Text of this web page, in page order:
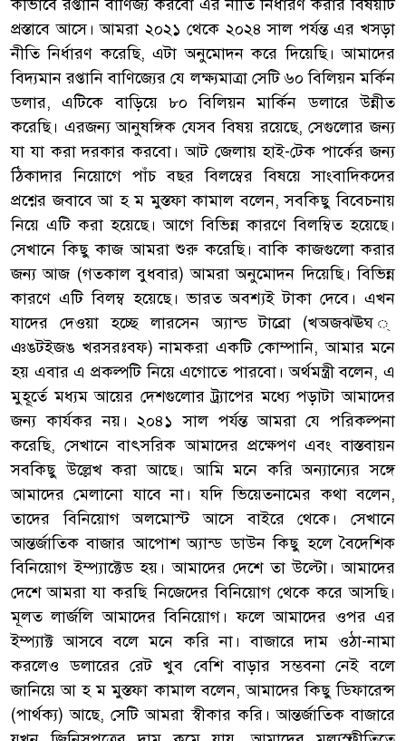
কীভাবে রপ্তানি বাণিজ্য করবো এর নীতি নির্ধারণ করার বিষয়টি
প্রস্তাবে আসে। আমরা ২০২১ থেকে ২০২৪ সাল পর্যন্ত এর খসড়া
নীতি নির্ধারণ করেছি, এটা অনুমোদন করে দিয়েছি। আমাদের
বিদ্যমান রপ্তানি বাণিজ্যের যে লক্ষ্যমাত্রা সেটি ৬০ বিলিয়ন মর্কিন
ডলার, এটিকে বাড়িয়ে ৮০ বিলিয়ন মার্কিন ডলারে উন্নীত
করেছি। এরজন্য আনুষঙ্গিক যেসব বিষয় রয়েছে, সেগুলোর জন্য
যা যা করা দরকার করবো। আট জেলায় হাই-টেক পার্কের জন্য
ঠিকাদার নিয়োগে পাঁচ বছর বিলম্বের বিষয়ে সাংবাদিকদের
প্রশ্নের জবাবে আ হ ম মুস্তফা কামাল বলেন, সবকিছু বিবেচনায়
নিয়ে এটি করা হয়েছে। আগে বিভিন্ন কারণে বিলম্বিত হয়েছে।
সেখানে কিছু কাজ আমরা শুরু করেছি। বাকি কাজগুলো করার
জন্য আজ (গতকাল বুধবার) আমরা অনুমোদন দিয়েছি। বিভিন্ন
কারণে এটি বিলম্ব হয়েছে। ভারত অবশ্যই টাকা দেবে। এখন
যাদের দেওয়া হচ্ছে লারসেন অ্যান্ড টাব্রো (খঅজঝঊঘ ্
ঞঙটইজঙ খরসরঃবফ) নামকরা একটি কোম্পানি, আমার মনে
হয় এবার এ প্রকল্পটি নিয়ে এগোতে পারবো। অর্থমন্ত্রী বলেন, এ
মুহূর্তে মধ্যম আয়ের দেশগুলোর ট্র্যাপের মধ্যে পড়াটা আমাদের
জন্য কার্যকর নয়। ২০৪১ সাল পর্যন্ত আমরা যে পরিকল্পনা
করেছি, সেখানে বাৎসরিক আমাদের প্রক্ষেপণ এবং বাস্তবায়ন
সবকিছু উল্লেখ করা আছে। আমি মনে করি অন্যান্যের সঙ্গে
আমাদের মেলানো যাবে না। যদি ভিয়েতনামের কথা বলেন,
তাদের বিনিয়োগ অলমোস্ট আসে বাইরে থেকে। সেখানে
আন্তর্জাতিক বাজার আপোশ অ্যান্ড ডাউন কিছু হলে বৈদেশিক
বিনিয়োগ ইম্প্যাক্টেড হয়। আমাদের দেশে তা উল্টো। আমাদের
দেশে আমরা যা করছি নিজেদের বিনিয়োগ থেকে করে আসছি।
মূলত লার্জলি আমাদের বিনিয়োগ। ফলে আমাদের ওপর এর
ইম্প্যাক্ট আসবে বলে মনে করি না। বাজারে দাম ওঠা-নামা
করলেও ডলারের রেট খুব বেশি বাড়ার সম্ভবনা নেই বলে
জানিয়ে আ হ ম মুস্তফা কামাল বলেন, আমাদের কিছু ডিফারেন্স
(পার্থক্য) আছে, সেটি আমরা স্বীকার করি। আন্তর্জাতিক বাজারে